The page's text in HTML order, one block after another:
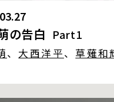
の告白 Part1
、 大西洋平、 草薙和